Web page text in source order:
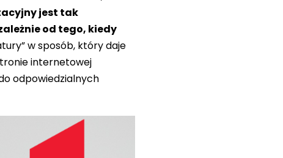
jest tak
od tego, kiedy
w sposób, który daje
internetowej
odpowiedzialnych